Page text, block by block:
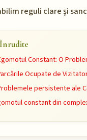
reguli clare și
Constant: O
Ocupate de
persistente ale
constant din